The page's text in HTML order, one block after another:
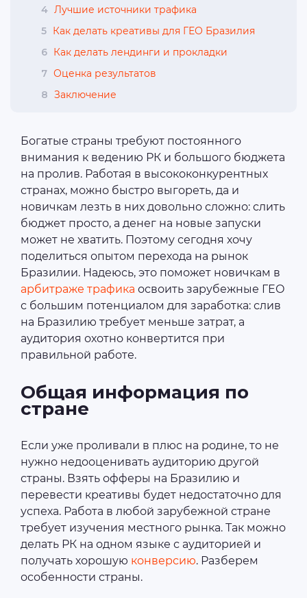
4 Лучшие источники трафика
5 Как делать креативы для ГЕО Бразилия
6 Как делать лендинги и прокладки
7 Оценка результатов
8 Заключение
Богатые страны требуют постоянного
внимания к ведению РК и большого бюджета
на пролив. Работая в высококонкурентных
странах, можно быстро выгореть, да и
новичкам лезть в них довольно сложно: слить
бюджет просто, а денег на новые запуски
может не хватить. Поэтому сегодня хочу
поделиться опытом перехода на рынок
Бразилии. Надеюсь, это поможет новичкам в
арбитраже трафика освоить зарубежные ГЕО
с большим потенциалом для заработка: слив
на Бразилию требует меньше затрат, а
аудитория охотно конвертится при
правильной работе.
Общая информация по
стране
Если уже проливали в плюс на родине, то не
нужно недооценивать аудиторию другой
страны. Взять офферы на Бразилию и
перевести креативы будет недостаточно для
успеха. Работа в любой зарубежной стране
требует изучения местного рынка. Так можно
делать РК на одном языке с аудиторией и
получать хорошую конверсию. Разберем
особенности страны.